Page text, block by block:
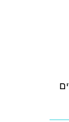
מאמרים